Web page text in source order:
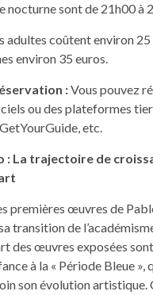
nocturne sont de 21h00 à
adultes coûtent environ 25
environ 35 euros.
éservation :Vous pouvez
ou des plateformes
etc.
: La trajectoire de
premières œuvres de
transition de
des œuvres exposées
à la « Période Bleue »,
son évolution artistique.